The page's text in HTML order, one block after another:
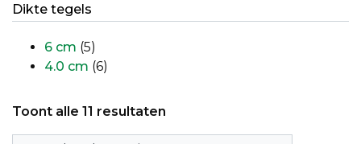
Dikte tegels
6 cm (5)
4.0 cm (6)
Toont alle 11 resultaten